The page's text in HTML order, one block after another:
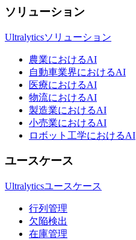
ソリューション
Ultralyticsソリューション
農業におけるAI
自動車業界におけるAI
医療におけるAI
物流におけるAI
製造業におけるAI
小売業におけるAI
ロボット工学におけるAI
ユースケース
Ultralyticsユースケース
行列管理
欠陥検出
在庫管理